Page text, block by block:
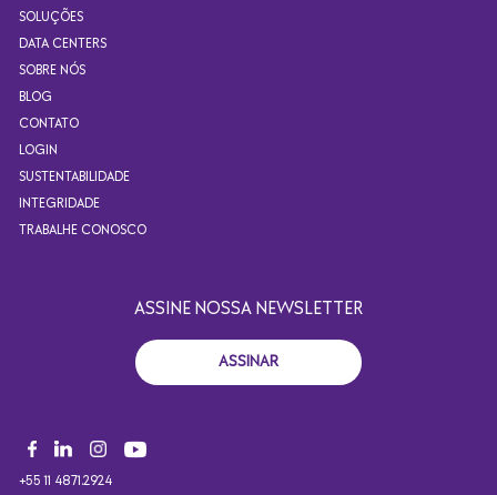
SOLUÇÕES
DATA CENTERS
SOBRE NÓS
BLOG
CONTATO
LOGIN
SUSTENTABILIDADE
INTEGRIDADE
TRABALHE CONOSCO
ASSINE NOSSA NEWSLETTER
ASSINAR
+55 11 4871.2924